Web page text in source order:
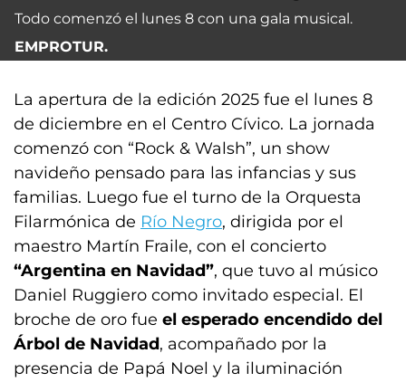
Todo comenzó el lunes 8 con una gala musical.
EMPROTUR.
La apertura de la edición 2025 fue el lunes 8
de diciembre en el Centro Cívico. La jornada
comenzó con “Rock & Walsh”, un show
navideño pensado para las infancias y sus
familias. Luego fue el turno de la Orquesta
Filarmónica de Río Negro, dirigida por el
maestro Martín Fraile, con el concierto
“Argentina en Navidad”, que tuvo al músico
Daniel Ruggiero como invitado especial. El
broche de oro fue el esperado encendido del
Árbol de Navidad, acompañado por la
presencia de Papá Noel y la iluminación